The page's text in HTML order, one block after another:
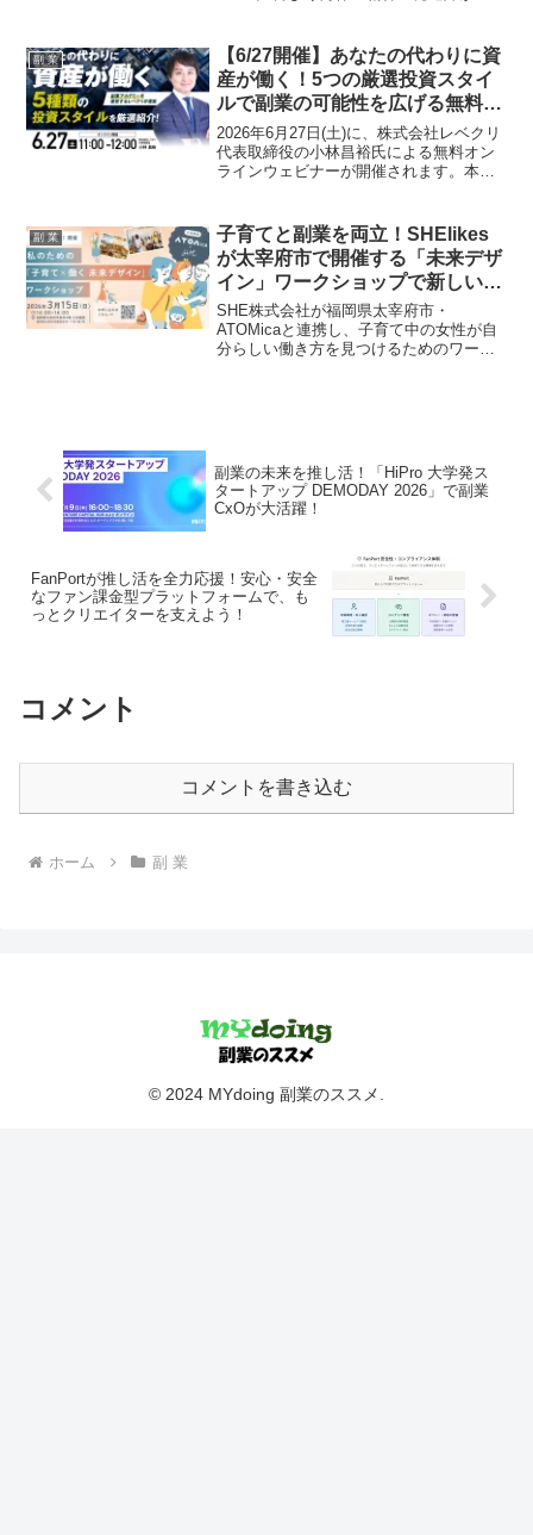
拡充します。PC貸与やオンライン個別指
導でITスキルを習得し、自宅でプロのデ
ジタル業務に挑戦できるこのプログラム
は、あなたの「稼ぎたい」を力強く応援
します！
副 業
【6/27開催】あなたの代わりに資
産が働く！5つの厳選投資スタイ
ルで副業の可能性を広げる無料ウ
ェビナー
2026年6月27日(土)に、株式会社レベクリ
代表取締役の小林昌裕氏による無料オン
ラインウェビナーが開催されます。本業
資スタイルが厳選して紹介されます。
副 業
子育てと副業を両立！SHElikes
が太宰府市で開催する「未来デザ
イン」ワークショップで新しいキ
ャリアを掴もう！
SHE株式会社が福岡県太宰府市・
ATOMicaと連携し、子育て中の女性が自
分らしい働き方を見つけるためのワーク
援します。
副業の未来を推し活！「HiPro 大学発ス
タートアップ DEMODAY 2026」で副業
CxOが大活躍！
FanPortが推し活を全力応援！安心・安全
なファン課金型プラットフォームで、も
っとクリエイターを支えよう！
コメント
コメントを書き込む
ホーム 副 業
© 2024 MYdoing 副業のススメ.